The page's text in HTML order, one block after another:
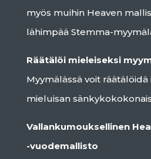
myös muihin Heaven
lähimpää Stemma-
Räätälöi mieleiseksi
Myymälässä voit
mieluisan
Vallankumouksellinen
-vuodemallisto